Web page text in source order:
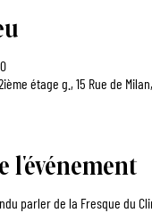
étage g., 15 Rue de
l'événement
parler de la Fresque du